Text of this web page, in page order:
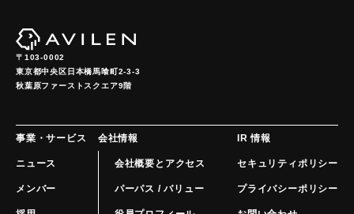
〒103-0002
東京都中央区日本橋馬喰町2-3-3
秋葉原ファーストスクエア9階
事業・サービス
ニュース
メンバー
会社情報
会社概要とアクセス
パーパス / バリュー
IR 情報
セキュリティポリシー
プライバシーポリシー